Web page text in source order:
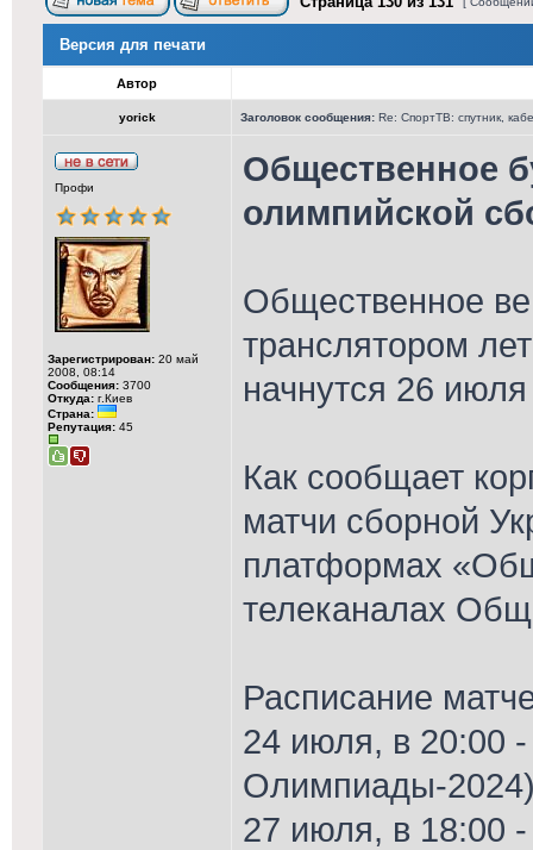
Версия для печати
Автор
yorick Заголовок сообщения: Re: СпортТВ: спутник,
Профи
Зарегистрирован: 20 май
2008, 08:14
Сообщения: 3700
Откуда: г.Киев
Страна:
Репутация: 45
Общественное
олимпийской
Общественное
транслятором
начнутся 26
Как сообщает
матчи сборной
платформах
телеканалах
Расписание
24 июля, в 20:00
Олимпиады-
27 июля, в 18:00